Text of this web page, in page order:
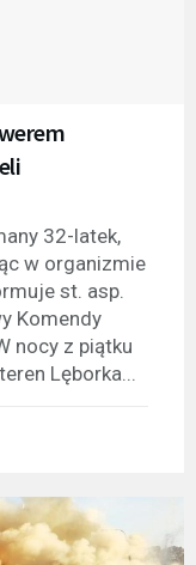
32-latek,
w organizmie
st. asp.
Komendy
nocy z piątku
Lęborka...